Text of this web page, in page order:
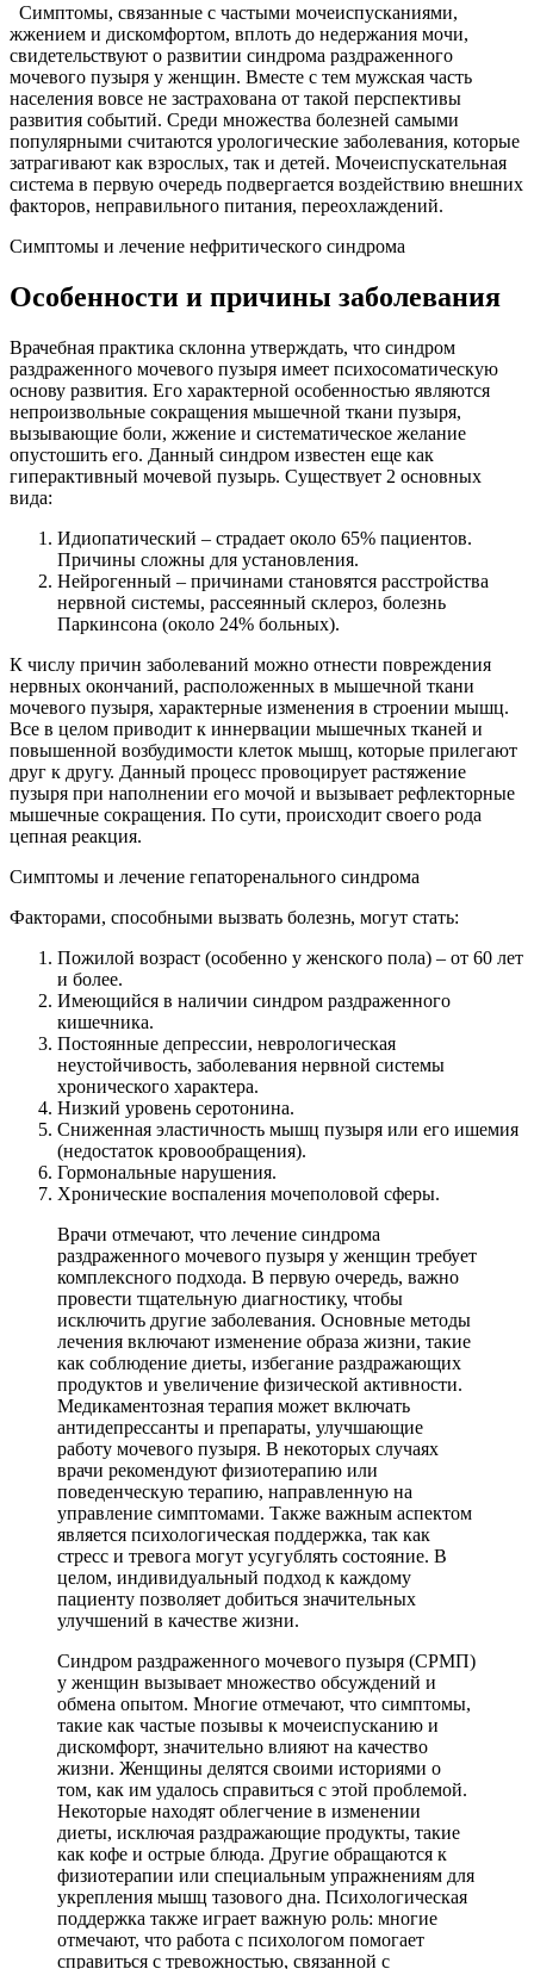
Симптомы, связанные с частыми мочеиспусканиями,
жжением и дискомфортом, вплоть до недержания мочи,
свидетельствуют о развитии синдрома раздраженного
мочевого пузыря у женщин. Вместе с тем мужская часть
населения вовсе не застрахована от такой перспективы
развития событий. Среди множества болезней самыми
популярными считаются урологические заболевания, которые
затрагивают как взрослых, так и детей. Мочеиспускательная
система в первую очередь подвергается воздействию внешних
факторов, неправильного питания, переохлаждений.
Симптомы и лечение нефритического синдрома
Особенности и причины заболевания
Врачебная практика склонна утверждать, что синдром
раздраженного мочевого пузыря имеет психосоматическую
основу развития. Его характерной особенностью являются
непроизвольные сокращения мышечной ткани пузыря,
вызывающие боли, жжение и систематическое желание
опустошить его. Данный синдром известен еще как
гиперактивный мочевой пузырь. Существует 2 основных
вида:
Идиопатический – страдает около 65% пациентов.
Причины сложны для установления.
Нейрогенный – причинами становятся расстройства
нервной системы, рассеянный склероз, болезнь
Паркинсона (около 24% больных).
К числу причин заболеваний можно отнести повреждения
нервных окончаний, расположенных в мышечной ткани
мочевого пузыря, характерные изменения в строении мышц.
Все в целом приводит к иннервации мышечных тканей и
повышенной возбудимости клеток мышц, которые прилегают
друг к другу. Данный процесс провоцирует растяжение
пузыря при наполнении его мочой и вызывает рефлекторные
мышечные сокращения. По сути, происходит своего рода
цепная реакция.
Симптомы и лечение гепаторенального синдрома
Факторами, способными вызвать болезнь, могут стать:
Пожилой возраст (особенно у женского пола) – от 60 лет
и более.
Имеющийся в наличии синдром раздраженного
кишечника.
Постоянные депрессии, неврологическая
неустойчивость, заболевания нервной системы
хронического характера.
Низкий уровень серотонина.
Сниженная эластичность мышц пузыря или его ишемия
(недостаток кровообращения).
Гормональные нарушения.
Хронические воспаления мочеполовой сферы.
Врачи отмечают, что лечение синдрома
раздраженного мочевого пузыря у женщин требует
комплексного подхода. В первую очередь, важно
провести тщательную диагностику, чтобы
исключить другие заболевания. Основные методы
лечения включают изменение образа жизни, такие
как соблюдение диеты, избегание раздражающих
продуктов и увеличение физической активности.
Медикаментозная терапия может включать
антидепрессанты и препараты, улучшающие
работу мочевого пузыря. В некоторых случаях
врачи рекомендуют физиотерапию или
поведенческую терапию, направленную на
управление симптомами. Также важным аспектом
является психологическая поддержка, так как
стресс и тревога могут усугублять состояние. В
целом, индивидуальный подход к каждому
пациенту позволяет добиться значительных
улучшений в качестве жизни.
Синдром раздраженного мочевого пузыря (СРМП)
у женщин вызывает множество обсуждений и
обмена опытом. Многие отмечают, что симптомы,
такие как частые позывы к мочеиспусканию и
дискомфорт, значительно влияют на качество
жизни. Женщины делятся своими историями о
том, как им удалось справиться с этой проблемой.
Некоторые находят облегчение в изменении
диеты, исключая раздражающие продукты, такие
как кофе и острые блюда. Другие обращаются к
физиотерапии или специальным упражнениям для
укрепления мышц тазового дна. Психологическая
поддержка также играет важную роль: многие
отмечают, что работа с психологом помогает
справиться с тревожностью, связанной с